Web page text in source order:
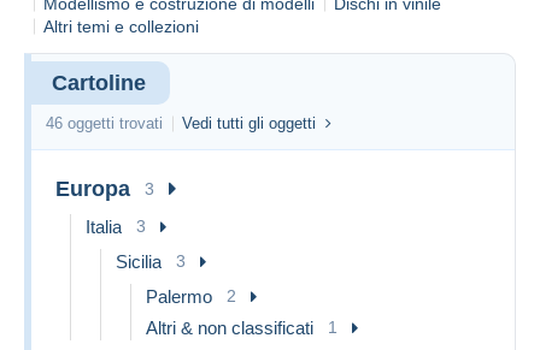
Altri temi e collezioni
Cartoline
46 oggetti trovati Vedi tutti gli oggetti
Europa 3
Italia 3
Sicilia 3
Palermo 2
Altri & non classificati 1